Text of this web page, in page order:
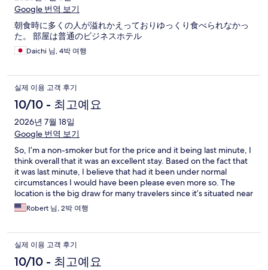
Google 번역 보기
朝食時に多くの人が溢れかえっておりゆっくり食べられなかっ
た。 部屋は普通のビジネスホテル
Daichi 님, 4박 여행
실제 이용 고객 후기
10/10 - 최고예요
2026년 7월 18일
Google 번역 보기
So, I’m a non-smoker but for the price and it being last minute, I
think overall that it was an excellent stay. Based on the fact that
it was last minute, I believe that had it been under normal
circumstances I would have been please even more so. The
location is the big draw for many travelers since it’s situated near
the train station and shopping areas.
Robert 님, 2박 여행
실제 이용 고객 후기
10/10 - 최고예요